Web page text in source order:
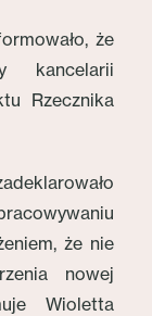
że
kancelarii
Rzecznika
że nie
nowej
Wioletta